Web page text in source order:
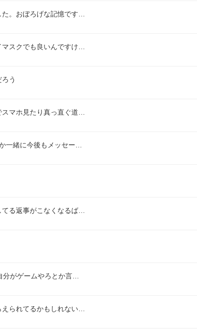
。おぼろげな記憶です…
スクでも良いんですけ…
う
マホ見たり真っ直ぐ道…
一緒に今後もメッセー…
る返事がこなくなるば…
がゲームやろとか言…
られてるかもしれない…